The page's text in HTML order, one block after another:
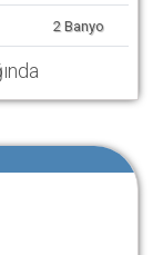
2 Banyo